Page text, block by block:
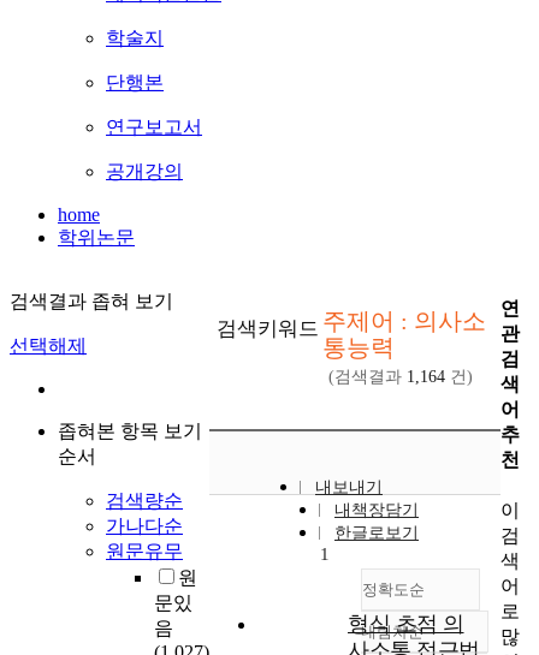
학술지
단행본
연구보고서
공개강의
home
학위논문
검색결과 좁혀 보기
선택해제
좁혀본 항목 보기
순서
검색량순
가나다순
원문유무
원
문있
음
검색키워드 주제어 : 의사소
통능력
(검색결과 1,164 건)
내보내기
내책장담기
한글로보기
정확도순
정확도
내림차순
1
형식 초점 의
연
관
검
색
어
추
천
이
검
색
어
로
많